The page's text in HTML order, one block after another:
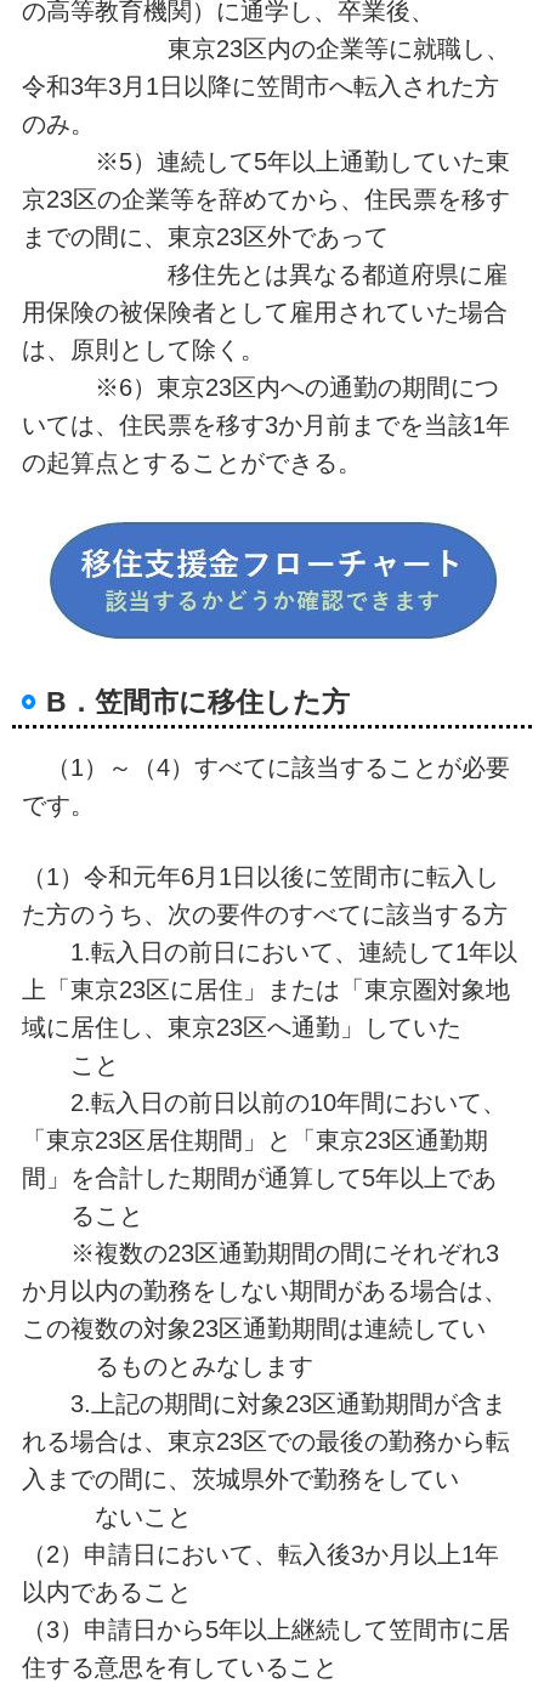
の高等教育機関）に通学し、卒業後、
東京23区内の企業等に就職し、
令和3年3月1日以降に笠間市へ転入された方
のみ。
※5）連続して5年以上通勤していた東
京23区の企業等を辞めてから、住民票を移す
までの間に、東京23区外であって
移住先とは異なる都道府県に雇
用保険の被保険者として雇用されていた場合
は、原則として除く。
※6）東京23区内への通勤の期間につ
いては、住民票を移す3か月前までを当該1年
の起算点とすることができる。
B．笠間市に移住した方
（1）～（4）すべてに該当することが必要
です。
（1）令和元年6月1日以後に笠間市に転入し
た方のうち、次の要件のすべてに該当する方
1.転入日の前日において、連続して1年以
上「東京23区に居住」または「東京圏対象地
域に居住し、東京23区へ通勤」していた
こと
2.転入日の前日以前の10年間において、
「東京23区居住期間」と「東京23区通勤期
間」を合計した期間が通算して5年以上であ
ること
※複数の23区通勤期間の間にそれぞれ3
か月以内の勤務をしない期間がある場合は、
この複数の対象23区通勤期間は連続してい
るものとみなします
3.上記の期間に対象23区通勤期間が含ま
れる場合は、東京23区での最後の勤務から転
入までの間に、茨城県外で勤務をしてい
ないこと
（2）申請日において、転入後3か月以上1年
以内であること
（3）申請日から5年以上継続して笠間市に居
住する意思を有していること